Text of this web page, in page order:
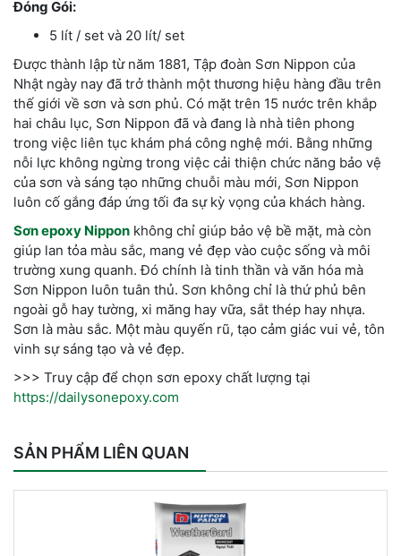
Đóng Gói:
5 lít / set và 20 lít/ set
Được thành lập từ năm 1881, Tập đoàn Sơn Nippon của
Nhật ngày nay đã trở thành một thương hiệu hàng đầu trên
thế giới về sơn và sơn phủ. Có mặt trên 15 nước trên khắp
hai châu lục, Sơn Nippon đã và đang là nhà tiên phong
trong việc liên tục khám phá công nghệ mới. Bằng những
nỗi lực không ngừng trong việc cải thiện chức năng bảo vệ
của sơn và sáng tạo những chuỗi màu mới, Sơn Nippon
luôn cố gắng đáp ứng tối đa sự kỳ vọng của khách hàng.
Sơn epoxy Nippon không chỉ giúp bảo vệ bề mặt, mà còn
giúp lan tỏa màu sắc, mang vẻ đẹp vào cuộc sống và môi
trường xung quanh. Đó chính là tinh thần và văn hóa mà
Sơn Nippon luôn tuân thủ. Sơn không chỉ là thứ phủ bên
ngoài gỗ hay tường, xi măng hay vữa, sắt thép hay nhựa.
Sơn là màu sắc. Một màu quyến rũ, tạo cảm giác vui vẻ, tôn
vinh sự sáng tạo và vẻ đẹp.
>>> Truy cập để chọn sơn epoxy chất lượng tại
https://dailysonepoxy.com
SẢN PHẨM LIÊN QUAN